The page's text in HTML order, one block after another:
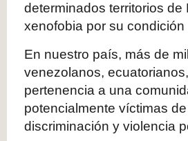
determinados territorios
xenofobia por su
En nuestro país, más de
venezolanos,
pertenencia a una
potencialmente víctimas
discriminación y violencia